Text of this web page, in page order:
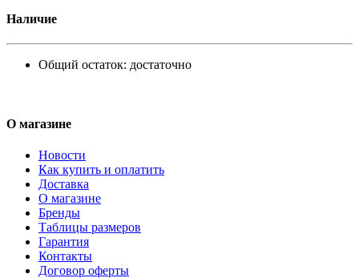
Наличие
Общий остаток: достаточно
О магазине
Новости
Как купить и оплатить
Доставка
О магазине
Бренды
Таблицы размеров
Гарантия
Контакты
Договор оферты